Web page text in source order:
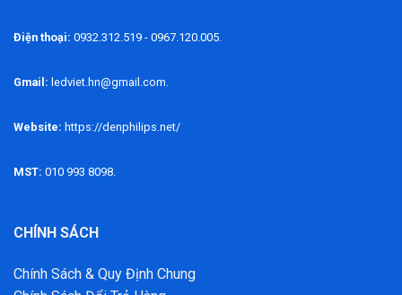
Điện thoại: 0932.312.519 - 0967.120.005.
Gmail: ledviet.hn@gmail.com.
Website: https://denphilips.net/
MST: 010 993 8098.
CHÍNH SÁCH
Chính Sách & Quy Định Chung